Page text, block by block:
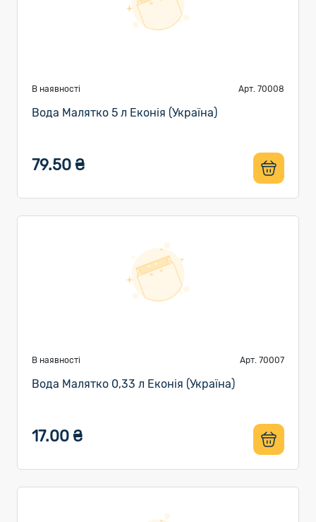
В наявності Арт. 70008
Вода Малятко 5 л Еконія (Україна)
79.50 ₴
В наявності Арт. 70007
Вода Малятко 0,33 л Еконія (Україна)
17.00 ₴